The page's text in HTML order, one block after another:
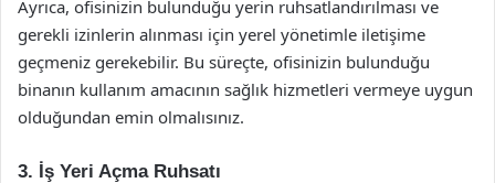
Ayrıca, ofisinizin bulunduğu yerin ruhsatlandırılması ve
gerekli izinlerin alınması için yerel yönetimle iletişime
geçmeniz gerekebilir. Bu süreçte, ofisinizin bulunduğu
binanın kullanım amacının sağlık hizmetleri vermeye uygun
olduğundan emin olmalısınız.
3. İş Yeri Açma Ruhsatı